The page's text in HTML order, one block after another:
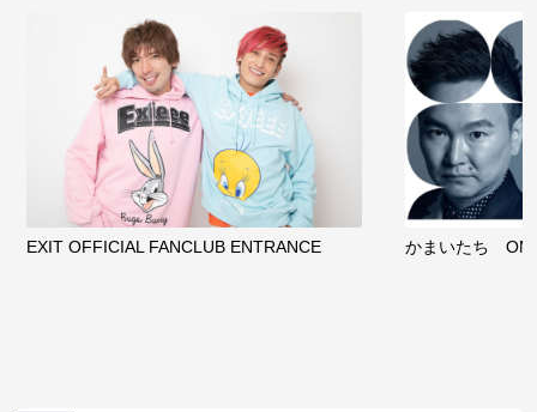
EXIT OFFICIAL FANCLUB ENTRANCE かまいたち